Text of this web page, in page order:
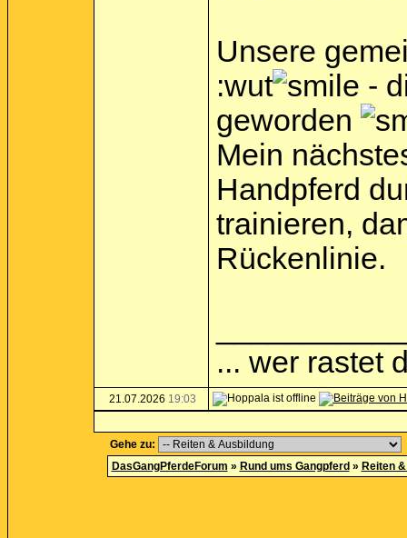
Unsere
:wut
-
geworden
Mein
Handpferd
trainieren,
Rückenlinie.
... wer rastet
21.07.2026 19:03
Gehe zu:
DasGangPferdeForum » Rund ums Gangpferd » Reiten